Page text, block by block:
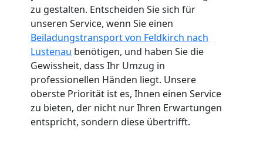
zu gestalten. Entscheiden Sie sich für
unseren Service, wenn Sie einen
Beiladungstransport von Feldkirch nach
Lustenau benötigen, und haben Sie die
Gewissheit, dass Ihr Umzug in
professionellen Händen liegt. Unsere
oberste Priorität ist es, Ihnen einen Service
zu bieten, der nicht nur Ihren Erwartungen
entspricht, sondern diese übertrifft.
LKW
Feldkirch
Kunsttransport